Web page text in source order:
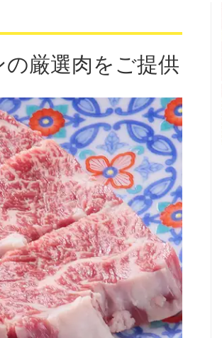
厳選肉をご提供